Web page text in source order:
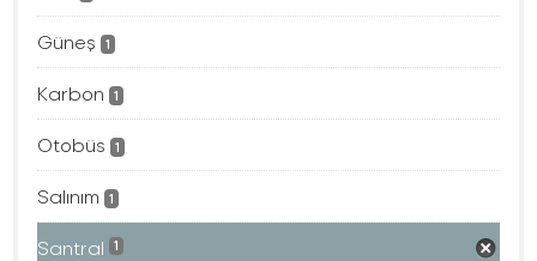
Güneş 1
Karbon 1
Otobüs 1
Salınım 1
Santral 1